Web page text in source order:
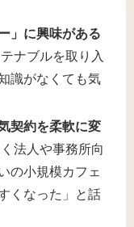
」に興味がある
ナブルを取り入
識がなくても気
契約を柔軟に変
法人や事務所向
の小規模カフェ
くなった」と話